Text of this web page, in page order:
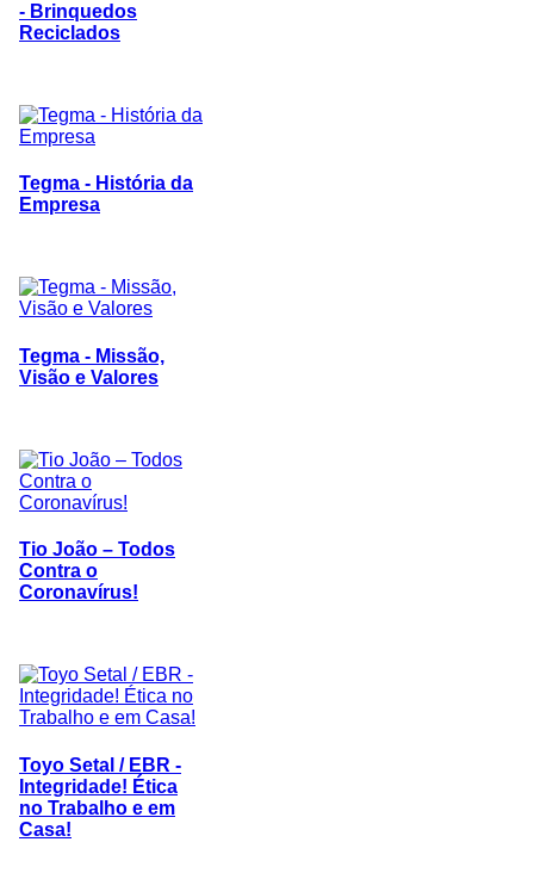
- Brinquedos
Reciclados
Tegma - História da
Empresa
Tegma - Missão,
Visão e Valores
Tio João – Todos
Contra o
Coronavírus!
Toyo Setal / EBR -
Integridade! Ética
no Trabalho e em
Casa!